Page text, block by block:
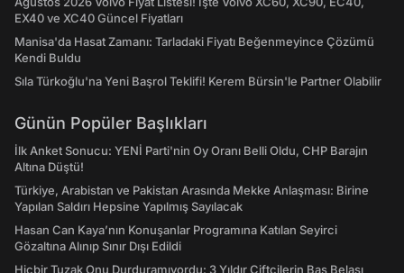
EX40 ve XC40 Güncel Fiyatları
Manisa'da Hasat Zamanı: Tarladaki Fiyatı Beğenmeyince Çözümü
Kendi Buldu
Sıla Türkoğlu'na Yeni Başrol Teklifi! Kerem Bürsin'le Partner Olabilir
Günün Popüler Başlıkları
İlk Anket Sonucu: YENİ Parti'nin Oy Oranı Belli Oldu, CHP Barajın
Altına Düştü!
Türkiye, Arabistan ve Pakistan Arasında Mekke Anlaşması: Birine
Yapılan Saldırı Hepsine Yapılmış Sayılacak
Hasan Can Kaya’nın Konuşanlar Programına Katılan Seyirci
Gözaltına Alınıp Sınır Dışı Edildi
Hiçbir Tuzak Onu Durduramıyordu: 3 Yıldır Çiftçilerin Baş Belası